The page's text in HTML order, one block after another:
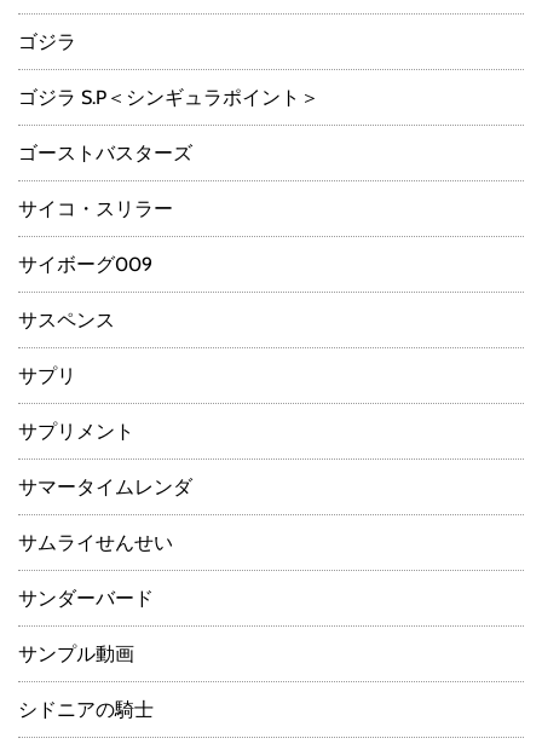
ゴジラ
ゴジラ S.P＜シンギュラポイント＞
ゴーストバスターズ
サイコ・スリラー
サイボーグ009
サスペンス
サプリ
サプリメント
サマータイムレンダ
サムライせんせい
サンダーバード
サンプル動画
シドニアの騎士